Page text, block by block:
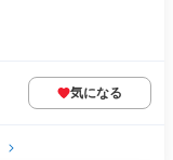
気になる